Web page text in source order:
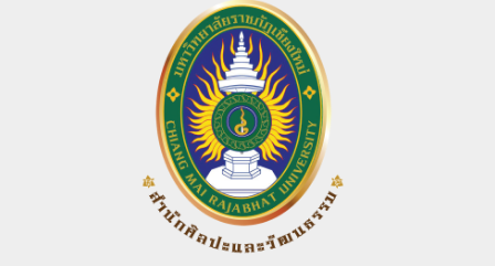
เกิดน้ำท่วมเมือง ผู้คนพากันล้มตายฉิบหายหมด เมื่อนั้นขุนคานและผู้
เป็นใหญ่รวม ๓ คน รู้ว่าแถนโกรธ จึงพากันต่อแพให้ลอยขึ้นไปหาแถน
บนฟ้า บอกเล่าเหตุการณ์ต่างๆให้แถนฟัง แถนกล่าวว่าสมควรแล้ว
เพราะมนุษย์ไม่เชื่อฟังตน ขุนคานและผู้เป็นใหญ่ทั้งสามต้องอยู่เฝ้า
แถนกระทั่งน้ำลด จึงขอลาแถนลงมายังเมืองลุ่ม แถนให้ควายลงมา
ด้วย๓ ตัว ขุนทั้ง ๓ ทำนาได้ ๓ ปี ควายก็ตาย แล้วเกิดเครือหมากน้ำ
เต้า ออกมาจากรูจมูกควายถึง ๓ ลูก มีผู้คนมากมายเกิดออกมาจากผล
น้ำเต้านั้นปู่ลางเชิงผู้เป็นหนึ่งในผู้เป็นใหญ่ หยิบเอาเหล็กไปเจาะ เกิด
เป็นคนออกมา ๒ กลุ่มคือ ไทยลมและไทยลี ขุนคานจึงนำเหล็กอีก
ท่อนหนึ่งไปเจาะอีกรูหนึ่งของน้ำเต้า จึงเกิดออกมาเป็นไทเลิง ไทลอ